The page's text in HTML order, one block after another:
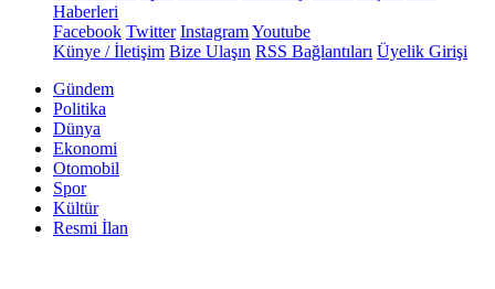
Haberleri
Facebook Twitter InstagramYoutube
Künye / İletişim Bize Ulaşın RSS Bağlantıları Üyelik Girişi
Gündem
Politika
Dünya
Ekonomi
Otomobil
Spor
Kültür
Resmi İlan